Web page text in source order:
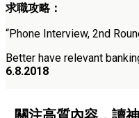
求職攻略：
“Phone Interview, 2nd
Better have relevant
6.8.2018